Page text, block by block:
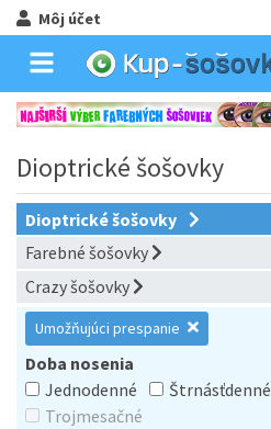
Môj účet
Dioptrické šošovky
Dioptrické šošovky
Farebné šošovky
Crazy šošovky
Umožňujúci prespanie
Doba nosenia
Jednodenné
Štrnásťdenné
Trojmesačné